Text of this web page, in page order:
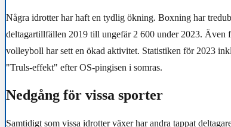
Några idrotter har haft en tydlig ökning. Boxning har
deltagartillfällen 2019 till ungefär 2 600 under 2023. Även
volleyboll har sett en ökad aktivitet. Statistiken för 2023
"Truls-effekt" efter OS-pingisen i somras.
Nedgång för vissa sporter
Samtidigt som vissa idrotter växer har andra tappat